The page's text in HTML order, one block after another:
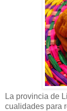
La provincia de
cualidades para